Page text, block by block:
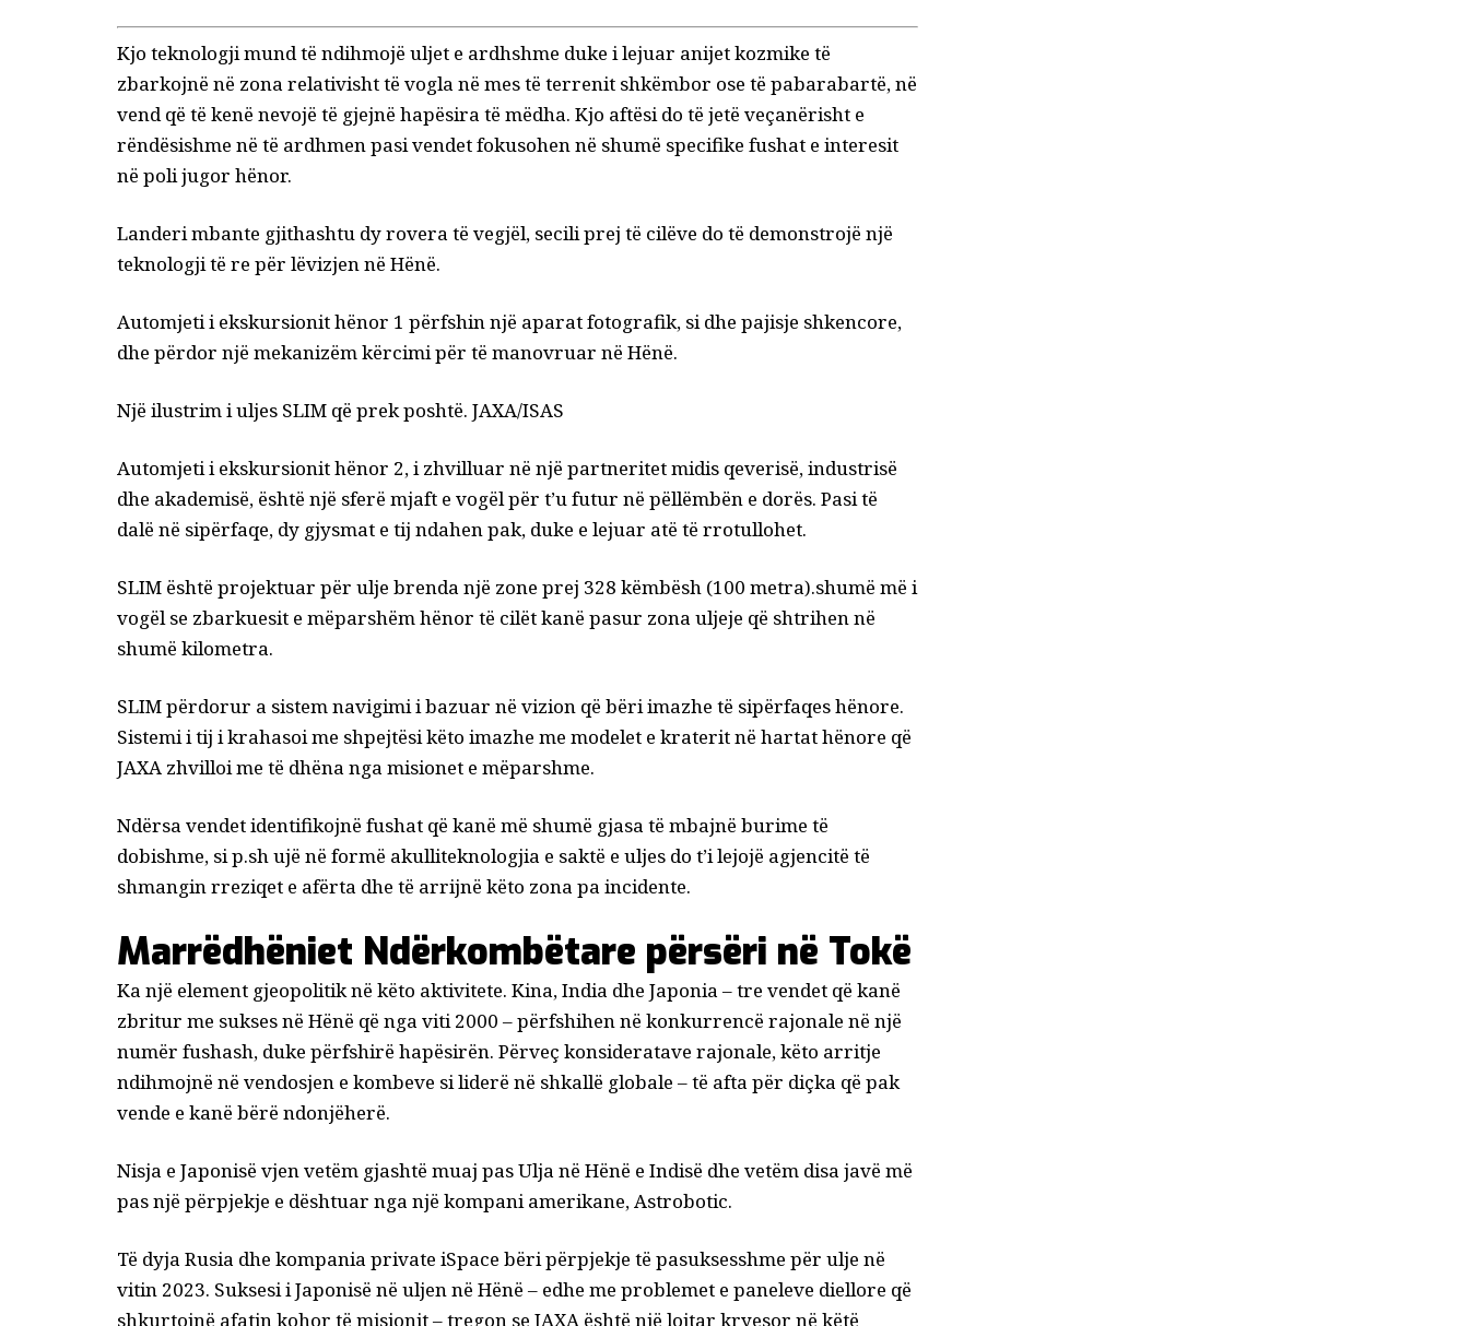
Kjo teknologji mund të ndihmojë uljet e ardhshme duke i lejuar anijet kozmike të
zbarkojnë në zona relativisht të vogla në mes të terrenit shkëmbor ose të pabarabartë, në
vend që të kenë nevojë të gjejnë hapësira të mëdha. Kjo aftësi do të jetë veçanërisht e
rëndësishme në të ardhmen pasi vendet fokusohen në shumë specifike fushat e interesit
në poli jugor hënor.
Landeri mbante gjithashtu dy rovera të vegjël, secili prej të cilëve do të demonstrojë një
teknologji të re për lëvizjen në Hënë.
Automjeti i ekskursionit hënor 1 përfshin një aparat fotografik, si dhe pajisje shkencore,
dhe përdor një mekanizëm kërcimi për të manovruar në Hënë.
Një ilustrim i uljes SLIM që prek poshtë. JAXA/ISAS
Automjeti i ekskursionit hënor 2, i zhvilluar në një partneritet midis qeverisë, industrisë
dhe akademisë, është një sferë mjaft e vogël për t’u futur në pëllëmbën e dorës. Pasi të
dalë në sipërfaqe, dy gjysmat e tij ndahen pak, duke e lejuar atë të rrotullohet.
SLIM është projektuar për ulje brenda një zone prej 328 këmbësh (100 metra).shumë më i
vogël se zbarkuesit e mëparshëm hënor të cilët kanë pasur zona uljeje që shtrihen në
shumë kilometra.
SLIM përdorur a sistem navigimi i bazuar në vizion që bëri imazhe të sipërfaqes hënore.
Sistemi i tij i krahasoi me shpejtësi këto imazhe me modelet e kraterit në hartat hënore që
JAXA zhvilloi me të dhëna nga misionet e mëparshme.
Ndërsa vendet identifikojnë fushat që kanë më shumë gjasa të mbajnë burime të
dobishme, si p.shujë në formë akulliteknologjia e saktë e uljes do t’i lejojë agjencitë të
shmangin rreziqet e afërta dhe të arrijnë këto zona pa incidente.
Marrëdhëniet Ndërkombëtare përsëri në Tokë
Ka një element gjeopolitik në këto aktivitete. Kina, India dhe Japonia – tre vendet që kanë
zbritur me sukses në Hënë që nga viti 2000 – përfshihen në konkurrencë rajonale në një
numër fushash, duke përfshirë hapësirën. Përveç konsideratave rajonale, këto arritje
ndihmojnë në vendosjen e kombeve si liderë në shkallë globale – të afta për diçka që pak
vende e kanë bërë ndonjëherë.
Nisja e Japonisë vjen vetëm gjashtë muaj pasUlja në Hënë e Indisë dhe vetëm disa javë më
pasnjë përpjekje e dështuar nga një kompani amerikane, Astrobotic.
Të dyja Rusia dhe kompania private iSpace bëri përpjekje të pasuksesshme për ulje në
vitin 2023. Suksesi i Japonisë në uljen në Hënë – edhe me problemet e paneleve diellore që
shkurtojnë afatin kohor të misionit – tregon se JAXA është një lojtar kryesor në këtë